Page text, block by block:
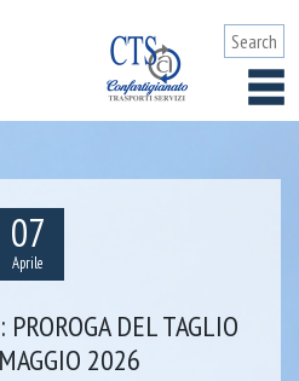
07
Aprile
DEL TAGLIO
2026